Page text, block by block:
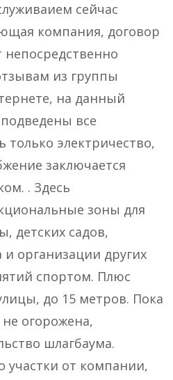
сейчас
компания, договор
непосредственно
из группы
на данный
все
только электричество,
заключается
. Здесь
зоны для
детских садов,
и организации других
спортом. Плюс
до 15 метров. Пока
огорожена,
шлагбаума.
участки от компании,